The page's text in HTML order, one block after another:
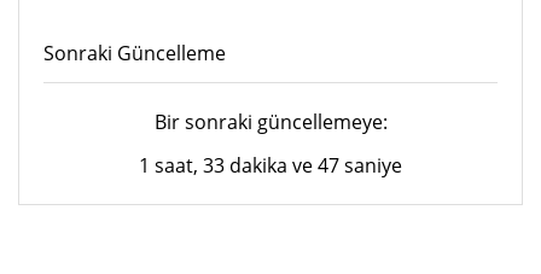
Sonraki Güncelleme
Bir sonraki güncellemeye:
1 saat, 33 dakika ve 47 saniye